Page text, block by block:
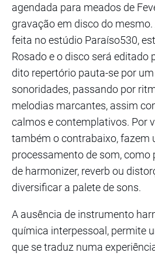
agendada para meados de
gravação em disco do
feita no estúdio Paraíso530,
Rosado e o disco será editado
dito repertório pauta-se por
sonoridades, passando por
melodias marcantes, assim
calmos e contemplativos. Por
também o contrabaixo, fazem
processamento de som, como
de harmonizer, reverb ou
diversificar a palete de sons.
A ausência de instrumento
química interpessoal, permite
que se traduz numa